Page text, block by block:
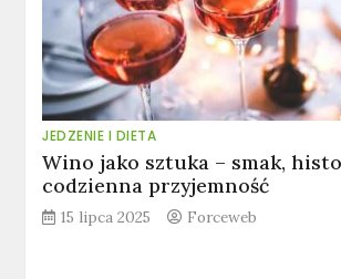
JEDZENIE I DIETA
Wino jako sztuka – smak,
codzienna przyjemność
15 lipca 2025 Forceweb